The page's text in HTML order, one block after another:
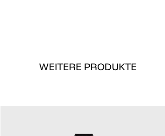
WEITERE PRODUKTE